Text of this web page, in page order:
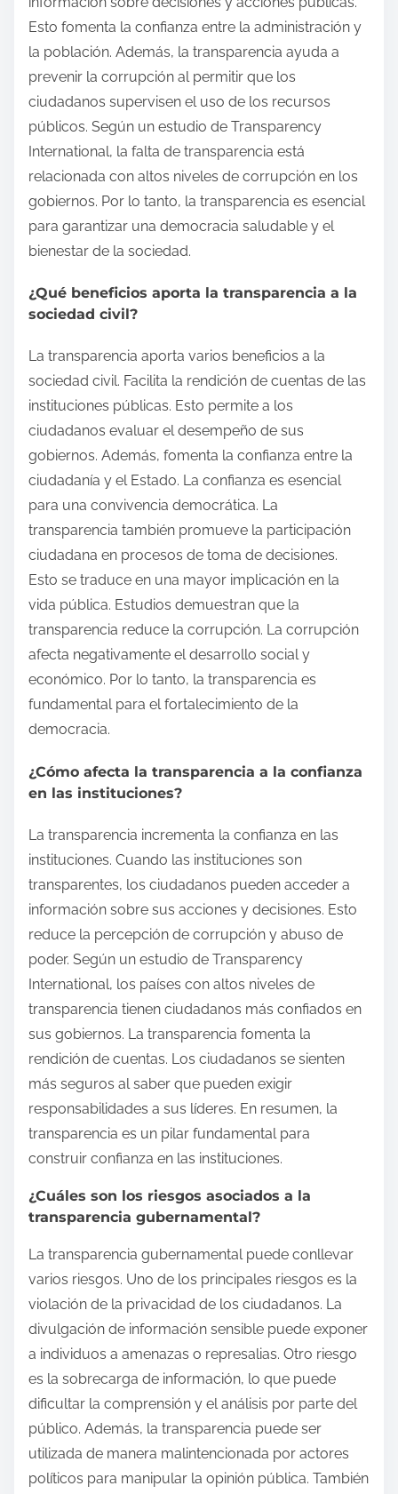
Esto fomenta la confianza entre la administración y
la población. Además, la transparencia ayuda a
prevenir la corrupción al permitir que los
ciudadanos supervisen el uso de los recursos
públicos. Según un estudio de Transparency
International, la falta de transparencia está
relacionada con altos niveles de corrupción en los
gobiernos. Por lo tanto, la transparencia es esencial
para garantizar una democracia saludable y el
bienestar de la sociedad.
¿Qué beneficios aporta la transparencia a la
sociedad civil?
La transparencia aporta varios beneficios a la
sociedad civil. Facilita la rendición de cuentas de las
instituciones públicas. Esto permite a los
ciudadanos evaluar el desempeño de sus
gobiernos. Además, fomenta la confianza entre la
ciudadanía y el Estado. La confianza es esencial
para una convivencia democrática. La
transparencia también promueve la participación
ciudadana en procesos de toma de decisiones.
Esto se traduce en una mayor implicación en la
vida pública. Estudios demuestran que la
transparencia reduce la corrupción. La corrupción
afecta negativamente el desarrollo social y
económico. Por lo tanto, la transparencia es
fundamental para el fortalecimiento de la
democracia.
¿Cómo afecta la transparencia a la confianza
en las instituciones?
La transparencia incrementa la confianza en las
instituciones. Cuando las instituciones son
transparentes, los ciudadanos pueden acceder a
información sobre sus acciones y decisiones. Esto
reduce la percepción de corrupción y abuso de
poder. Según un estudio de Transparency
International, los países con altos niveles de
transparencia tienen ciudadanos más confiados en
sus gobiernos. La transparencia fomenta la
rendición de cuentas. Los ciudadanos se sienten
más seguros al saber que pueden exigir
responsabilidades a sus líderes. En resumen, la
transparencia es un pilar fundamental para
construir confianza en las instituciones.
¿Cuáles son los riesgos asociados a la
transparencia gubernamental?
La transparencia gubernamental puede conllevar
varios riesgos. Uno de los principales riesgos es la
violación de la privacidad de los ciudadanos. La
divulgación de información sensible puede exponer
a individuos a amenazas o represalias. Otro riesgo
es la sobrecarga de información, lo que puede
dificultar la comprensión y el análisis por parte del
público. Además, la transparencia puede ser
utilizada de manera malintencionada por actores
políticos para manipular la opinión pública. También